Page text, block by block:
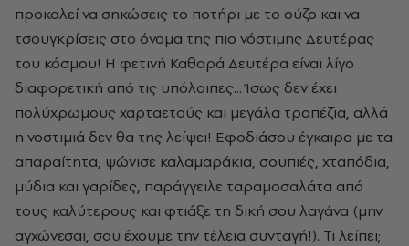
προκαλεί να σηκώσεις το ποτήρι με το ούζο και να
τσουγκρίσεις στο όνομα της πιο νόστιμης Δευτέρας
του κόσμου! Η φετινή Καθαρά Δευτέρα είναι λίγο
διαφορετική από τις υπόλοιπες... Ίσως δεν έχει
πολύχρωμους χαρταετούς και μεγάλα τραπέζια, αλλά
η νοστιμιά δεν θα της λείψει! Εφοδιάσου έγκαιρα με τα
απαραίτητα, ψώνισε καλαμαράκια, σουπιές, χταπόδια,
μύδια και γαρίδες, παράγγειλε ταραμοσαλάτα από
τους καλύτερους και φτιάξε τη δική σου λαγάνα (μην
αγχώνεσαι, σου έχουμε την τέλεια συνταγή!). Τι λείπει;